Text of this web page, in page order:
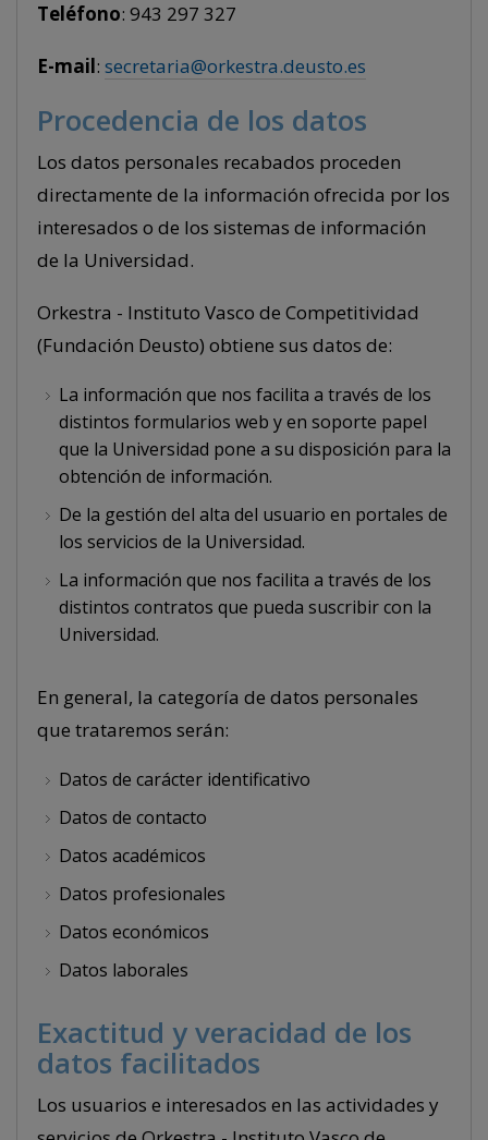
Teléfono: 943 297 327
E-mail: secretaria@orkestra.deusto.es
Procedencia de los datos
Los datos personales recabados proceden
directamente de la información ofrecida por los
interesados o de los sistemas de información
de la Universidad.
Orkestra - Instituto Vasco de Competitividad
(Fundación Deusto) obtiene sus datos de:
La información que nos facilita a través de los
distintos formularios web y en soporte papel
que la Universidad pone a su disposición para la
obtención de información.
De la gestión del alta del usuario en portales de
los servicios de la Universidad.
La información que nos facilita a través de los
distintos contratos que pueda suscribir con la
Universidad.
En general, la categoría de datos personales
que trataremos serán:
Datos de carácter identificativo
Datos de contacto
Datos académicos
Datos profesionales
Datos económicos
Datos laborales
Exactitud y veracidad de los
datos facilitados
Los usuarios e interesados en las actividades y